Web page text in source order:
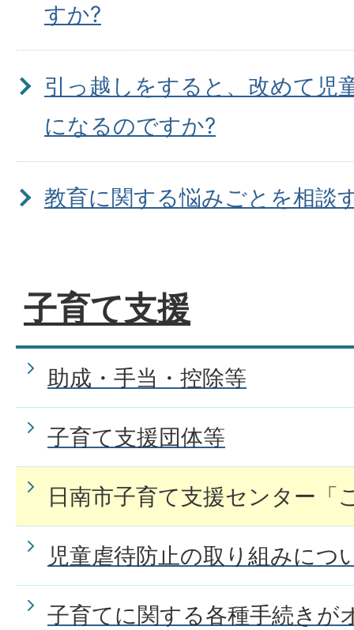
すか?
引っ越しをすると、改めて児
になるのですか?
教育に関する悩みごとを相談
子どもが学校でいじめを受け
談したらよいですか。
子育て支援
助成・手当・控除等
子育て支援団体等
日南市子育て支援センター「
児童虐待防止の取り組みにつ
子育てに関する各種手続きが